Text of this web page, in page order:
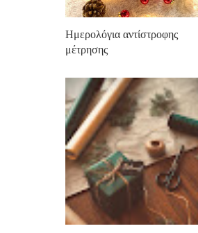
Ημερολόγια αντίστροφης
μέτρησης